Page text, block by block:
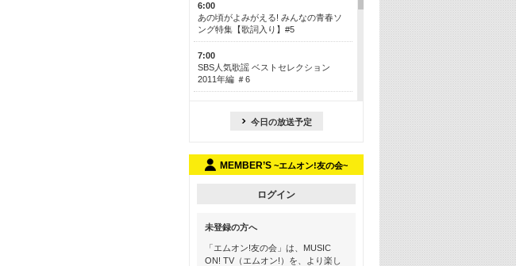
6:00
あの頃がよみがえる! みんなの青春ソ
ング特集【歌詞入り】#5
7:00
SBS人気歌謡 ベストセレクション
2011年編 ＃6
今も昔も愛される鉄板カラオケメドレ
ー【歌詞入り】 一挙5時間！
13:30
Apple Music カウントダウン 20
16:30
あのころK-POPヒッツ! 2018→2021年
今日の放送予定
MEMBER’S ~エムオン!友の会~
ログイン
未登録の方へ
「エムオン!友の会」は、MUSIC
ON! TV（エムオン!）を、より楽し